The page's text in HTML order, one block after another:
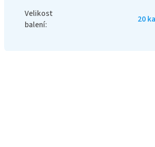
Velikost
balení: 20